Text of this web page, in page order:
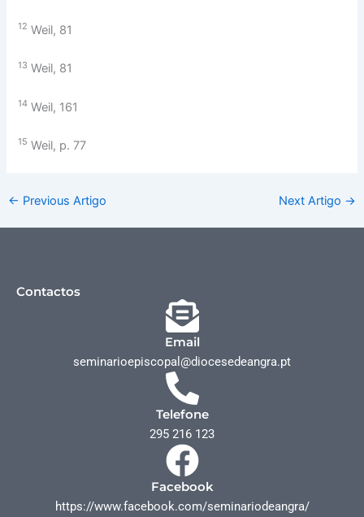
12 Weil, 81
13 Weil, 81
14 Weil, 161
15 Weil, p. 77
← Previous Artigo Next Artigo →
Contactos
Email
seminarioepiscopal@diocesedeangra.pt
Telefone
295 216 123
Facebook
https://www.facebook.com/seminariodeangra/